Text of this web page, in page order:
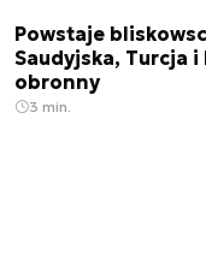
Powstaje
Saudyjska, Turcja
obronny
3 min.